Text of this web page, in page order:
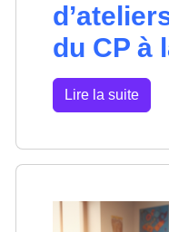
du CP à
Lire la suite